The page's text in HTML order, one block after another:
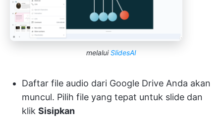
melaluiSlidesAI
Daftar file audio dari Google Drive Anda akan
muncul. Pilih file yang tepat untuk slide dan
klik Sisipkan